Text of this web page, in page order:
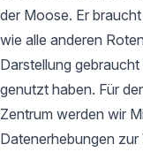
der Moose. Er
wie alle anderen
Darstellung
genutzt haben. Für
Zentrum werden wir
Datenerhebungen